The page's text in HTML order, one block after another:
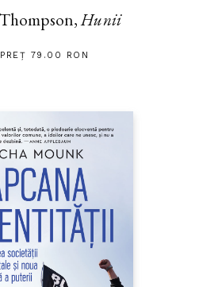
Hunii
PREȚ 79.00 RON